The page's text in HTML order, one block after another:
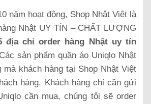
năm hoạt động, Shop Nhật Việt là
Nhật UY TÍN – CHẤT LƯỢNG
địa chỉ order hàng Nhật uy tín
sản phẩm quần áo Uniqlo Nhật
mà khách hàng tại Shop Nhật Việt
hàng. Khách hàng chỉ cần gửi
cần mua, chúng tôi sẽ order